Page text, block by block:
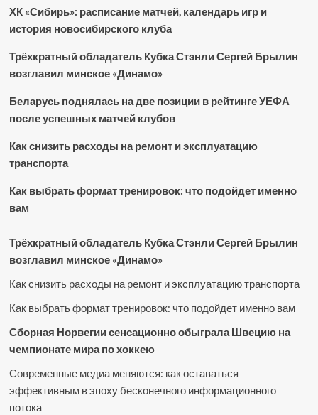
ХК «Сибирь»: расписание матчей, календарь игр и
история новосибирского клуба
Трёхкратный обладатель Кубка Стэнли Сергей Брылин
возглавил минское «Динамо»
Беларусь поднялась на две позиции в рейтинге УЕФА
после успешных матчей клубов
Как снизить расходы на ремонт и эксплуатацию
транспорта
Как выбрать формат тренировок: что подойдет именно
вам
Трёхкратный обладатель Кубка Стэнли Сергей Брылин
возглавил минское «Динамо»
Как снизить расходы на ремонт и эксплуатацию транспорта
Как выбрать формат тренировок: что подойдет именно вам
Сборная Норвегии сенсационно обыграла Швецию на
чемпионате мира по хоккею
Современные медиа меняются: как оставаться
эффективным в эпоху бесконечного информационного
потока